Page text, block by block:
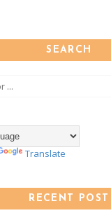
SEARCH
Translate
RECENT POST